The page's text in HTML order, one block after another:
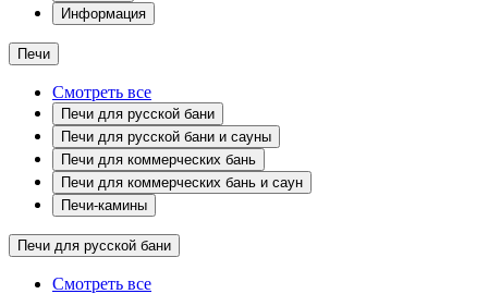
Информация
Печи
Смотреть все
Печи для русской бани
Печи для русской бани и сауны
Печи для коммерческих бань
Печи для коммерческих бань и саун
Печи-камины
Печи для русской бани
Смотреть все